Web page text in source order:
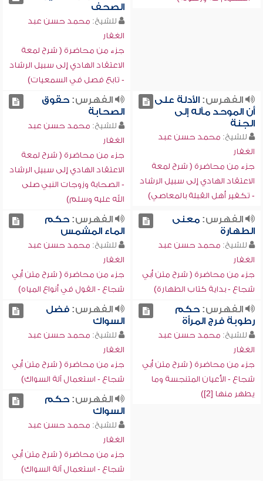
الصحف
للشيخ: محمد حسن عبد
الغفار
جزء من محاضرة ( شرح لمعة
الاعتقاد الهادي إلى سبيل الرشاد
- تابع فصل في السمعيات)
الفهرس:الأدلة على
أن الموحد مآله إلى
الجنة
للشيخ: محمد حسن عبد
الغفار
جزء من محاضرة ( شرح لمعة
الاعتقاد الهادي إلى سبيل الرشاد
- تكفير أهل القبلة بالمعاصي)
الفهرس:حقوق
الصحابة
للشيخ: محمد حسن عبد
الغفار
جزء من محاضرة ( شرح لمعة
الاعتقاد الهادي إلى سبيل الرشاد
- الصحابة وزوجات النبي صلى
الله عليه وسلم)
الفهرس:معنى
الطهارة
للشيخ: محمد حسن عبد
الغفار
جزء من محاضرة ( شرح متن أبي
شجاع - بداية كتاب الطهارة)
الفهرس:حكم
الماء المشمس
للشيخ: محمد حسن عبد
الغفار
جزء من محاضرة ( شرح متن أبي
شجاع - القول في أنواع المياه)
الفهرس:حكم
رطوبة فرج المرأة
للشيخ: محمد حسن عبد
الغفار
جزء من محاضرة ( شرح متن أبي
شجاع - الأعيان المتنجسة وما
يطهر منها [2])
الفهرس:فضل
السواك
للشيخ: محمد حسن عبد
الغفار
جزء من محاضرة ( شرح متن أبي
شجاع - استعمال آلة السواك)
الفهرس:حكم
السواك
للشيخ: محمد حسن عبد
الغفار
جزء من محاضرة ( شرح متن أبي
شجاع - استعمال آلة السواك)